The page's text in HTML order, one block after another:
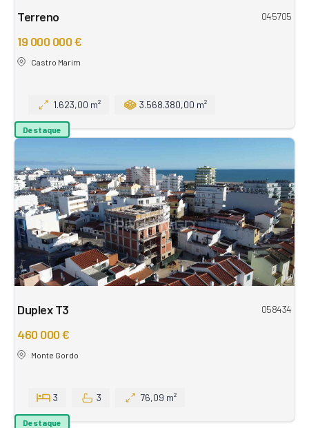
Terreno 045705
19 000 000 €
Castro Marim
1.623,00 m² 3.568.380,00 m²
Destaque
Duplex T3 058434
460 000 €
Monte Gordo
3 3 76,09 m²
Destaque